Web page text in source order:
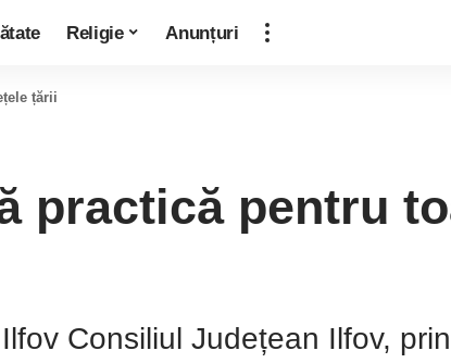
Religie Anunțuri
țării
practică pentru
Consiliul Județean Ilfov,